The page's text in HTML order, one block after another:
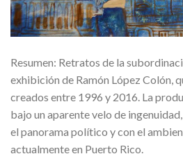
Resumen: Retratos de la
exhibición de Ramón López Colón,
creados entre 1996 y 2016. La
bajo un aparente velo de
el panorama político y con el
actualmente en Puerto Rico.